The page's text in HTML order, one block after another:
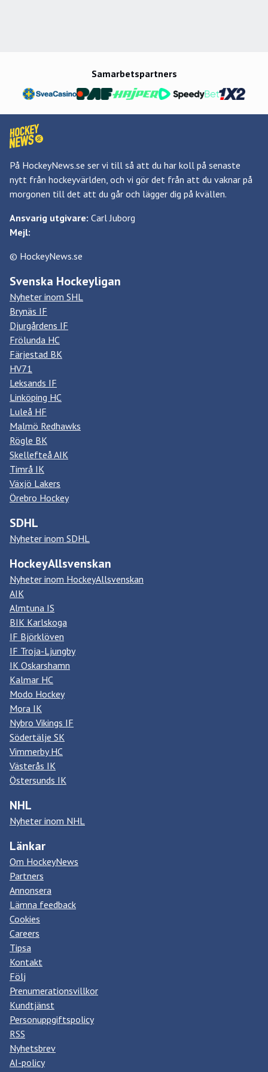
Samarbetspartners
På HockeyNews.se ser vi till så att du har koll på senaste
nytt från hockeyvärlden, och vi gör det från att du vaknar på
morgonen till det att du går och lägger dig på kvällen.
Ansvarig utgivare: Carl Juborg
Mejl:
© HockeyNews.se
Svenska Hockeyligan
Nyheter inom SHL
Brynäs IF
Djurgårdens IF
Frölunda HC
Färjestad BK
HV71
Leksands IF
Linköping HC
Luleå HF
Malmö Redhawks
Rögle BK
Skellefteå AIK
Timrå IK
Växjö Lakers
Örebro Hockey
SDHL
Nyheter inom SDHL
HockeyAllsvenskan
Nyheter inom HockeyAllsvenskan
AIK
Almtuna IS
BIK Karlskoga
IF Björklöven
IF Troja-Ljungby
IK Oskarshamn
Kalmar HC
Modo Hockey
Mora IK
Nybro Vikings IF
Södertälje SK
Vimmerby HC
Västerås IK
Östersunds IK
NHL
Nyheter inom NHL
Länkar
Om HockeyNews
Partners
Annonsera
Lämna feedback
Cookies
Careers
Tipsa
Kontakt
Följ
Prenumerationsvillkor
Kundtjänst
Personuppgiftspolicy
RSS
Nyhetsbrev
AI-policy